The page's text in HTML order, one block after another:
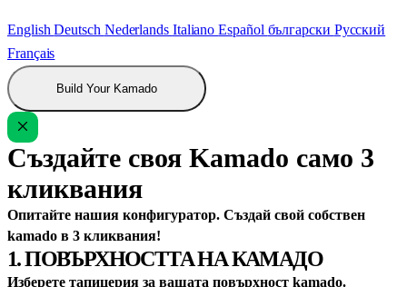
EnglishDeutsch Nederlands ItalianoEspañol български Русский
Français
Build Your Kamado
Създайте своя Kamado само 3
кликвания
Опитайте нашия конфигуратор. Създай свой собствен
kamado в 3 кликвания!
1. ПОВЪРХНОСТТА НА КАМАДО
Изберете тапицерия за вашата повърхност kamado.